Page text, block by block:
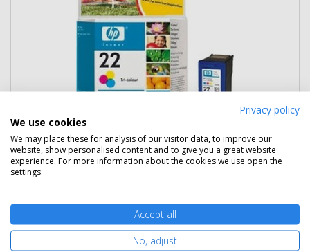
Több darabos ár
Rendelésre Mikor kapom meg?
Ingyenes szállítás
Privacy policy
We use cookies
We may place these for analysis of our visitor data, to improve our
website, show personalised content and to give you a great website
experience. For more information about the cookies we use open the
settings.
Accept all
No, adjust